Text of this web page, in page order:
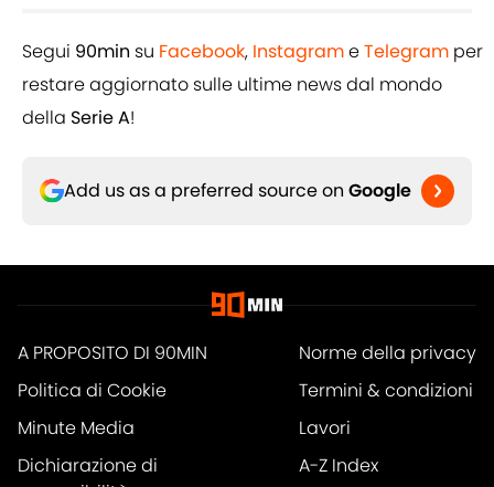
Segui 90min su Facebook, InstagrameTelegram per
restare aggiornato sulle ultime news dal mondo
della Serie A!
Add us as a preferred source on Google
A PROPOSITO DI 90MIN
Norme della privacy
Politica di Cookie
Termini & condizioni
Minute Media
Lavori
Dichiarazione di
A-Z Index